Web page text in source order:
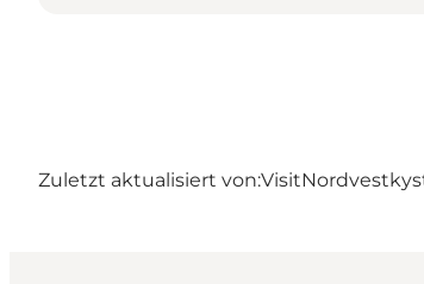
Zuletzt aktualisiert von: